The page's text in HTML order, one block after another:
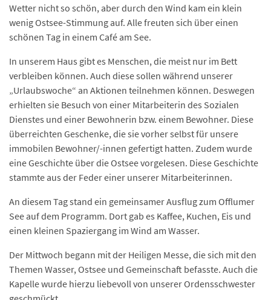
Wetter nicht so schön, aber durch den Wind kam ein klein
wenig Ostsee-Stimmung auf. Alle freuten sich über einen
schönen Tag in einem Café am See.
In unserem Haus gibt es Menschen, die meist nur im Bett
verbleiben können. Auch diese sollen während unserer
„Urlaubswoche“ an Aktionen teilnehmen können. Deswegen
erhielten sie Besuch von einer Mitarbeiterin des Sozialen
Dienstes und einer Bewohnerin bzw. einem Bewohner. Diese
überreichten Geschenke, die sie vorher selbst für unsere
immobilen Bewohner/-innen gefertigt hatten. Zudem wurde
eine Geschichte über die Ostsee vorgelesen. Diese Geschichte
stammte aus der Feder einer unserer Mitarbeiterinnen.
An diesem Tag stand ein gemeinsamer Ausflug zum Offlumer
See auf dem Programm. Dort gab es Kaffee, Kuchen, Eis und
einen kleinen Spaziergang im Wind am Wasser.
Der Mittwoch begann mit der Heiligen Messe, die sich mit den
Themen Wasser, Ostsee und Gemeinschaft befasste. Auch die
Kapelle wurde hierzu liebevoll von unserer Ordensschwester